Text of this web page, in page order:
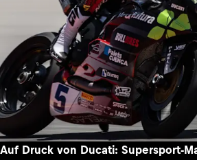
Auf Druck von Ducati: Supersport-